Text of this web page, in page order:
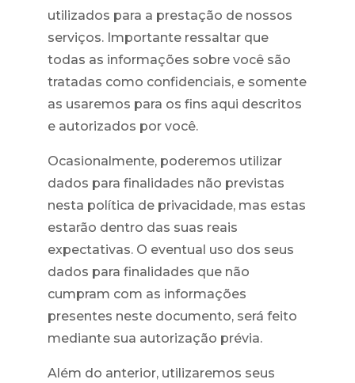
utilizados para a prestação de nossos
serviços. Importante ressaltar que
todas as informações sobre você são
tratadas como confidenciais, e somente
as usaremos para os fins aqui descritos
e autorizados por você.
Ocasionalmente, poderemos utilizar
dados para finalidades não previstas
nesta política de privacidade, mas estas
estarão dentro das suas reais
expectativas. O eventual uso dos seus
dados para finalidades que não
cumpram com as informações
presentes neste documento, será feito
mediante sua autorização prévia.
Além do anterior, utilizaremos seus